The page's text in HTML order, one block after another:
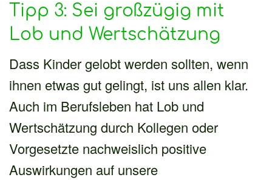
Tipp 3: Sei großzügig mit
Lob und Wertschätzung
Dass Kinder gelobt werden sollten, wenn
ihnen etwas gut gelingt, ist uns allen klar.
Auch im Berufsleben hat Lob und
Wertschätzung durch Kollegen oder
Vorgesetzte nachweislich positive
Auswirkungen auf unsere